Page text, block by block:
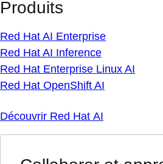
Produits
Red Hat AI Enterprise
Red Hat AI Inference
Red Hat Enterprise Linux AI
Red Hat OpenShift AI
Découvrir Red Hat AI